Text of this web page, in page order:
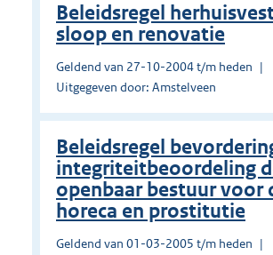
Beleidsregel
sloop en renovatie
Geldend van 27-10-2004 t/m heden
Uitgegeven door: Amstelveen
Beleidsregel
integriteitbeoordeling
openbaar bestuur voor
horeca en prostitutie
Geldend van 01-03-2005 t/m heden